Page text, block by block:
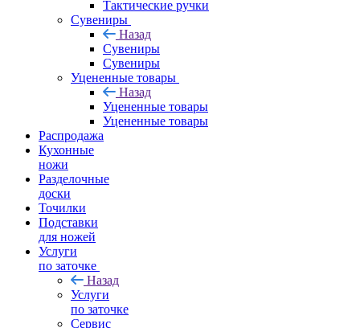
Тактические ручки
Сувениры
Назад
Сувениры
Сувениры
Уцененные товары
Назад
Уцененные товары
Уцененные товары
Распродажа
Кухонные
ножи
Разделочные
доски
Точилки
Подставки
для ножей
Услуги
по заточке
Назад
Услуги
по заточке
Сервис